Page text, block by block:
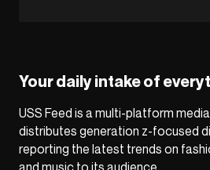
Your daily intake of
USS Feed is a multi-platform
distributes generation z-focused
reporting the latest trends on
and music to its audience.